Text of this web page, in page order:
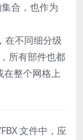
合，也作为
在不同细分级
所有部件也都
在整个网格上
文件中，应